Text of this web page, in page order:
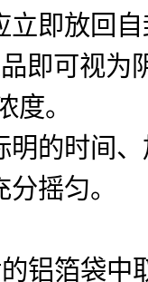
即放回
即可视为
度。
的时间
摇匀。
铝箔袋